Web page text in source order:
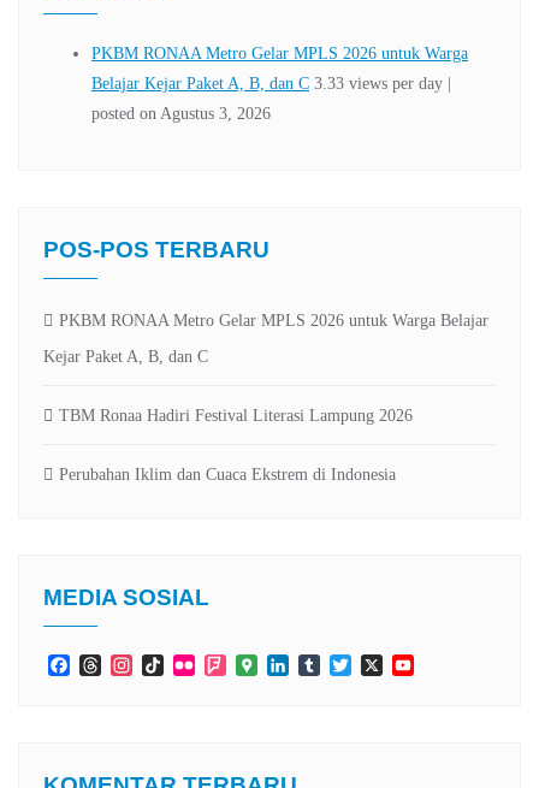
POS-POS TERBARU
PKBM RONAA Metro Gelar MPLS 2026 untuk Warga Belajar
Kejar Paket A, B, dan C
TBM Ronaa Hadiri Festival Literasi Lampung 2026
Perubahan Iklim dan Cuaca Ekstrem di Indonesia
MEDIA SOSIAL
FacebookThreadsInstagramTikTokFlickr Foursquare
GoogleLinkedInTumblrTwitter
X